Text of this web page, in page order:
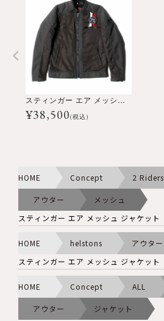
スティンガー エア メッシュ ジャケット
¥38,500(税込)
HOME Concept 2 Riders
アウター
メッシュ
スティンガー エア メッシュ ジャケット
HOME helstons
アウター
スティンガー エア メッシュ ジャケット
HOME Concept ALL
アウター
ジャケット